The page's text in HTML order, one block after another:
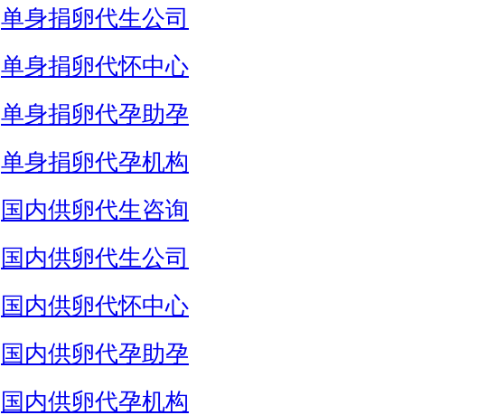
单身捐卵代生公司
单身捐卵代怀中心
单身捐卵代孕助孕
单身捐卵代孕机构
国内供卵代生咨询
国内供卵代生公司
国内供卵代怀中心
国内供卵代孕助孕
国内供卵代孕机构